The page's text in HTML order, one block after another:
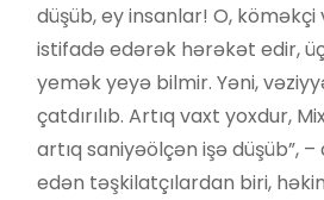
düşüb, ey insanlar! O,
istifadə edərək hərəkət edir,
yemək yeyə bilmir. Yəni,
çatdırılıb. Artıq vaxt yoxdur,
artıq saniyəölçən işə düşüb”, –
edən təşkilatçılardan biri,